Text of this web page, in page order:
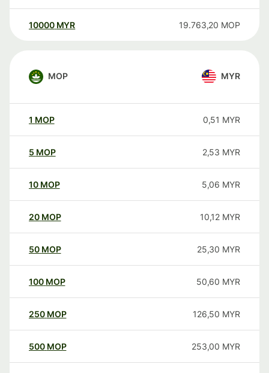
10000 MYR 19.763,20 MOP
MOP MYR
1 MOP 0,51 MYR
5 MOP 2,53 MYR
10 MOP 5,06 MYR
20 MOP 10,12 MYR
50 MOP 25,30 MYR
100 MOP 50,60 MYR
250 MOP 126,50 MYR
500 MOP 253,00 MYR